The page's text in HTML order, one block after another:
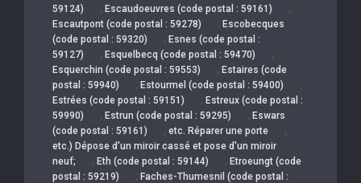
59124)
, Escaudoeuvres (code postal : 59161) ,
Escautpont (code postal : 59278) , Escobecques
(code postal : 59320)
, Esnes (code postal :
59127)
, Esquelbecq (code postal : 59470) ,
Esquerchin (code postal : 59553) , Estaires (code
postal : 59940)
, Estourmel (code postal : 59400) ,
Estrées (code postal : 59151) , Estreux (code postal :
59990)
, Estrun (code postal : 59295) , Eswars
(code postal : 59161)
, etc. Réparer une porte ,
etc.) Dépose d'un miroir cassé et pose d'un miroir
neuf;
, Eth (code postal : 59144) , Etroeungt (code
postal : 59219)
, Faches-Thumesnil (code postal :